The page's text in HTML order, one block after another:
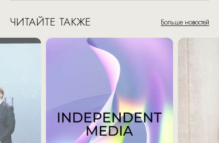
ЧИТАЙТЕ ТАКЖЕ Больше новостей